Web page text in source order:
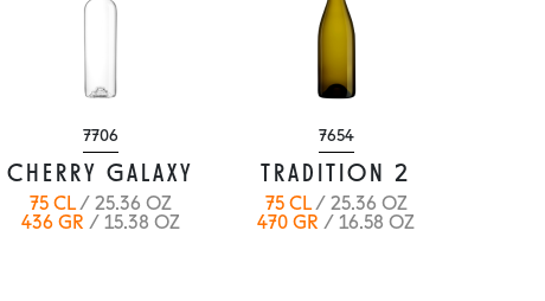
7706
CHERRY GALAXY
75 CL/ 25.36 OZ
436 GR / 15.38 OZ
7654
TRADITION 2
75 CL/ 25.36 OZ
470 GR / 16.58 OZ